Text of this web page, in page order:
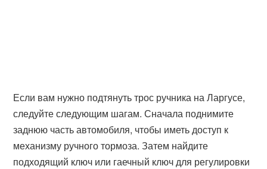
Если вам нужно подтянуть трос ручника на Ларгусе,
следуйте следующим шагам. Сначала поднимите
заднюю часть автомобиля, чтобы иметь доступ к
механизму ручного тормоза. Затем найдите
подходящий ключ или гаечный ключ для регулировки